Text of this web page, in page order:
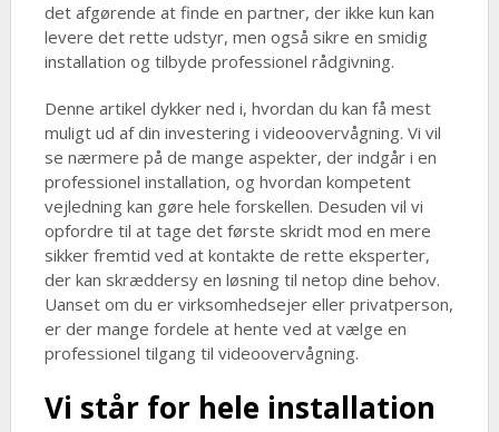
det afgørende at finde en partner, der ikke kun kan
levere det rette udstyr, men også sikre en smidig
installation og tilbyde professionel rådgivning.
Denne artikel dykker ned i, hvordan du kan få mest
muligt ud af din investering i videoovervågning. Vi vil
se nærmere på de mange aspekter, der indgår i en
professionel installation, og hvordan kompetent
vejledning kan gøre hele forskellen. Desuden vil vi
opfordre til at tage det første skridt mod en mere
sikker fremtid ved at kontakte de rette eksperter,
der kan skræddersy en løsning til netop dine behov.
Uanset om du er virksomhedsejer eller privatperson,
er der mange fordele at hente ved at vælge en
professionel tilgang til videoovervågning.
Vi står for hele installation